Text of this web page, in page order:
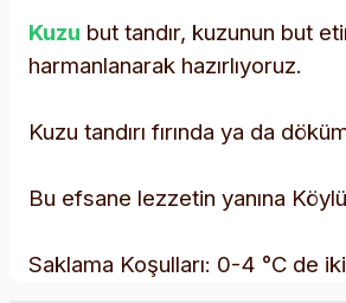
Kuzu but tandır, kuzunun but
harmanlanarak hazırlıyoruz.
Kuzu tandırı fırında ya da
Bu efsane lezzetin yanına
Saklama Koşulları: 0-4 °C de